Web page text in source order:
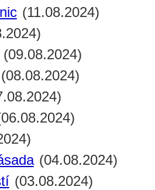
(11.08.2024)
(09.08.2024)
(08.08.2024)
(04.08.2024)
(03.08.2024)